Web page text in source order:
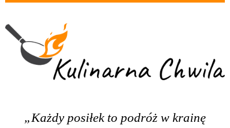
„Każdy posiłek to podróż w krainę